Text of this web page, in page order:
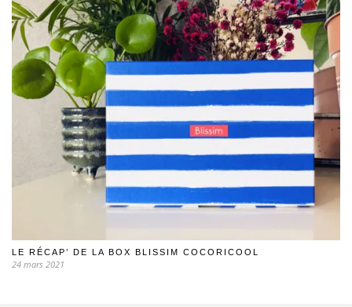
LE RÉCAP’ DE LA BOX BLISSIM COCORICOOL
24 mars 2021